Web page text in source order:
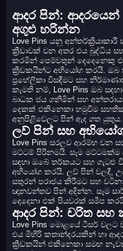
ආදර පින්: ආදරයෙන්
අගුළු හරින්න
Love Pins යනු
ක්‍රීඩාවක් වන අතර එය බුද්ධිය සහ
කරමින් පෙම්වතුන් දෙදෙනෙකු
ක්‍රීඩකයින්ට අභියෝග කරයි. ඔබ
ප්‍රහේලිකා විසඳීමට සහ
කැමති නම්, Love Pins ඔබ
බාධක ජය ගනිමින් සහ
දෙකක් එකිනෙකා හමුවීම සහතික
අනුපිළිවෙලට පින් ඇද ගත යුතුය.
ලව් පින් සහ
Love Pins සරලව ආරම්භ වන
මට්ටම් පිරිනමයි. සෑම
සඳහා ඔබේ තර්කයට සහ ගැටළු
අභියෝග කරයි. ලව් පින් වලදී,
සතුරන් පරාජය කිරීමට සහ
ඥානවන්තව පින් අදින්න. සෑම
දෙදෙනා එක් පියවරක් සමීප
ආදර පින්: චරිත සහ
Love Pins මොළයේ ටීසර් වලට
එය මිහිරි කතාන්දරයකින් හා
ක්‍රීඩකයින් එකිනෙකා සමඟ